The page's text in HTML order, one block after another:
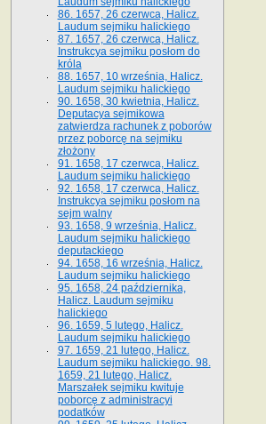
86. 1657, 26 czerwca, Halicz.
Laudum sejmiku halickiego
87. 1657, 26 czerwca, Halicz.
Instrukcya sejmiku posłom do
króla
88. 1657, 10 września, Halicz.
Laudum sejmiku halickiego
90. 1658, 30 kwietnia, Halicz.
Deputacya sejmikowa
zatwierdza rachunek z poborów
przez poborcę na sejmiku
złożony
91. 1658, 17 czerwca, Halicz.
Laudum sejmiku halickiego
92. 1658, 17 czerwca, Halicz.
Instrukcya sejmiku posłom na
sejm walny
93. 1658, 9 września, Halicz.
Laudum sejmiku halickiego
deputackiego
94. 1658, 16 września, Halicz.
Laudum sejmiku halickiego
95. 1658, 24 października,
Halicz. Laudum sejmiku
halickiego
96. 1659, 5 lutego, Halicz.
Laudum sejmiku halickiego
97. 1659, 21 lutego, Halicz.
Laudum sejmiku halickiego. 98.
1659, 21 lutego, Halicz.
Marszałek sejmiku kwituje
poborcę z administracyi
podatków